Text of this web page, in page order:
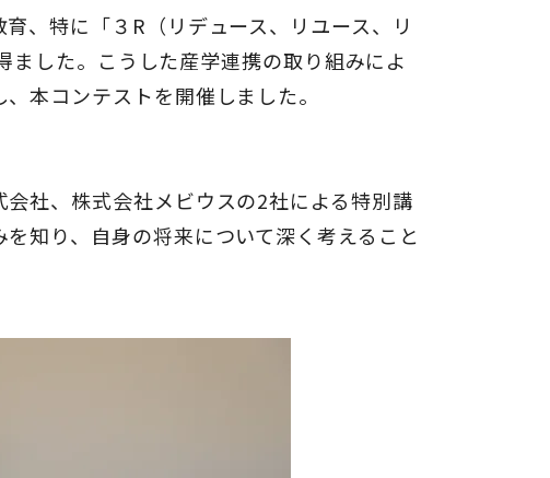
、特に「３R（リデュース、リユース、リ
した。こうした産学連携の取り組みによ
本コンテストを開催しました。
社、株式会社メビウスの2社による特別講
知り、自身の将来について深く考えること